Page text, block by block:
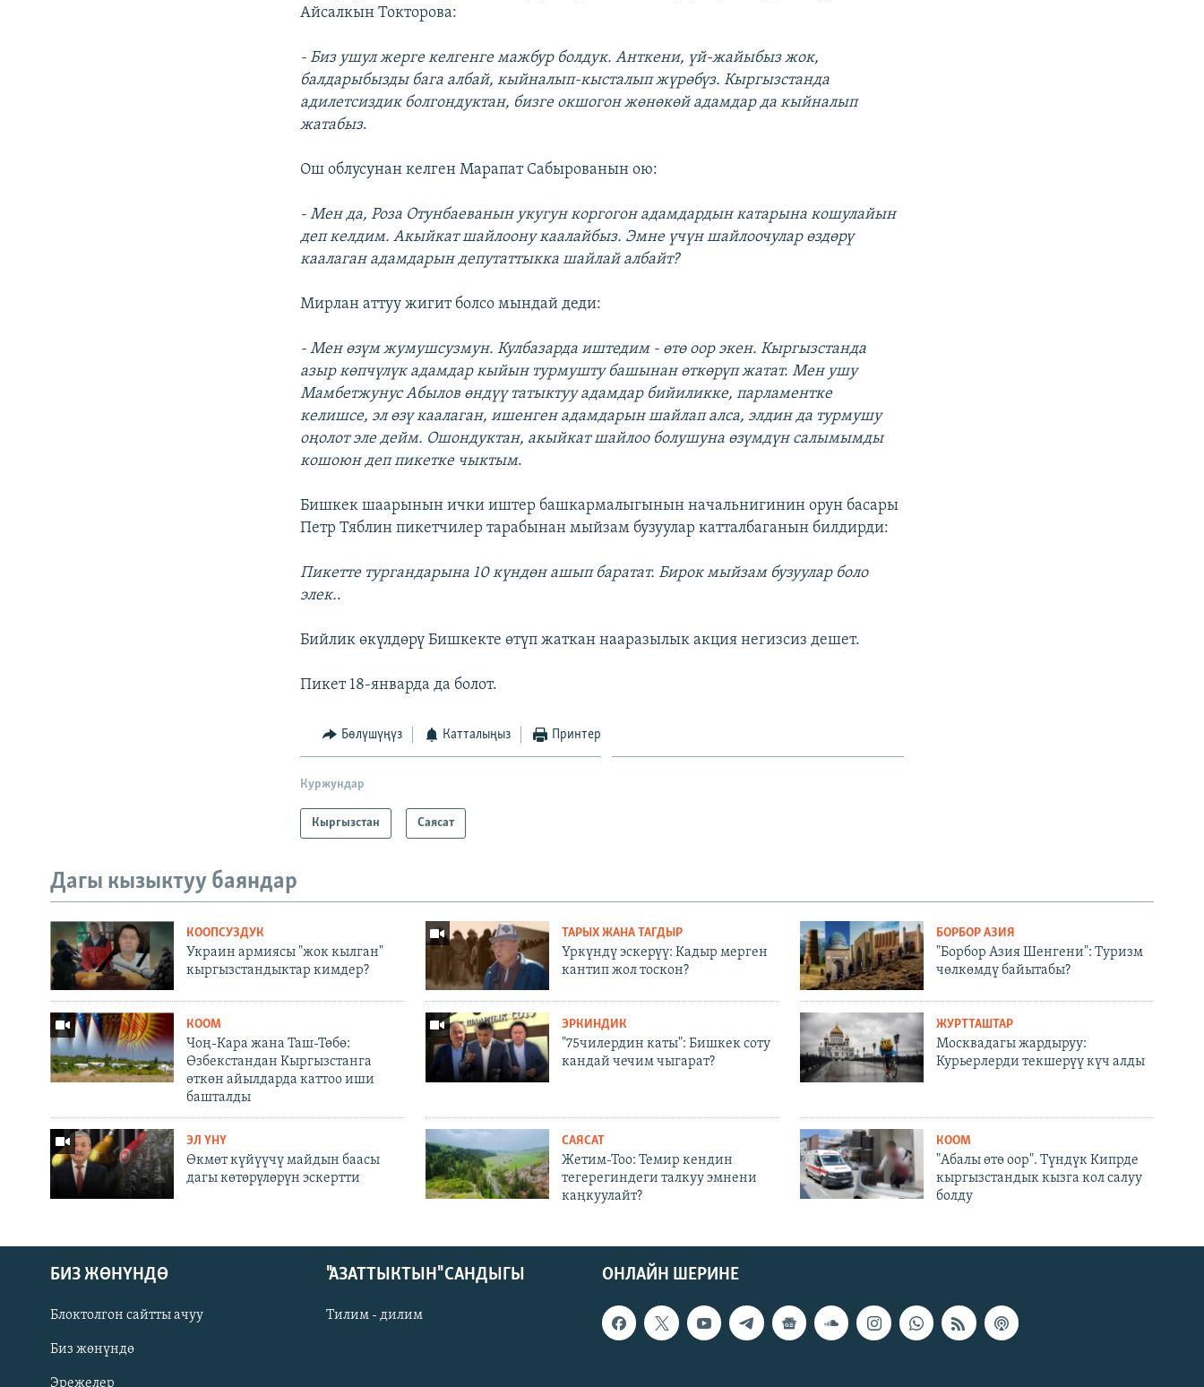
Русский
Айсалкын Токторова:
- Биз ушул жерге келгенге мажбур болдук. Анткени, үй-жайыбыз жок,
балдарыбызды бага албай, кыйналып-кысталып жүрөбүз. Кыргызстанда
адилетсиздик болгондуктан, бизге окшогон жөнөкөй адамдар да кыйналып
жатабыз.
Ош облусунан келген Марапат Сабырованын ою:
- Мен да, Роза Отунбаеванын укугун коргогон адамдардын катарына кошулайын
деп келдим. Акыйкат шайлоону каалайбыз. Эмне үчүн шайлоочулар өздөрү
каалаган адамдарын депутаттыкка шайлай албайт?
Мирлан аттуу жигит болсо мындай деди:
- Мен өзүм жумушсузмун. Кулбазарда иштедим - өтө оор экен. Кыргызстанда
азыр көпчүлүк адамдар кыйын турмушту башынан өткөрүп жатат. Мен ушу
Мамбетжунус Абылов өндүү татыктуу адамдар бийиликке, парламентке
келишсе, эл өзү каалаган, ишенген адамдарын шайлап алса, элдин да турмушу
оңолот эле дейм. Ошондуктан, акыйкат шайлоо болушуна өзүмдүн салымымды
кошоюн деп пикетке чыктым.
Бишкек шаарынын ички иштер башкармалыгынын начальнигинин орун басары
Петр Тяблин пикетчилер тарабынан мыйзам бузуулар катталбаганын билдирди:
Пикетте тургандарына 10 күндөн ашып баратат. Бирок мыйзам бузуулар боло
элек..
Бийлик өкүлдөрү Бишкекте өтүп жаткан нааразылык акция негизсиз дешет.
Пикет 18-январда да болот.
Бөлүшүңүз Катталыңыз Принтер
Куржундар
Кыргызстан Саясат
Дагы кызыктуу баяндар
КООПСУЗДУК
Украин армиясы "жок кылган"
кыргызстандыктар кимдер?
ТАРЫХ ЖАНА ТАГДЫР
Үркүндү эскерүү: Кадыр мерген
кантип жол тоскон?
БОРБОР АЗИЯ
"Борбор Азия Шенгени": Туризм
чөлкөмдү байытабы?
КООМ
Чоң-Кара жана Таш-Төбө:
Өзбекстандан Кыргызстанга
өткөн айылдарда каттоо иши
башталды
ЭРКИНДИК
"75чилердин каты": Бишкек соту
кандай чечим чыгарат?
ЖУРТТАШТАР
Москвадагы жардыруу:
Курьерлерди текшерүү күч алды
ЭЛ ҮНҮ
Өкмөт күйүүчү майдын баасы
дагы көтөрүлөрүн эскертти
САЯСАТ
Жетим-Тоо: Темир кендин
тегерегиндеги талкуу эмнени
каңкуулайт?
КООМ
"Абалы өтө оор". Түндүк Кипрде
кыргызстандык кызга кол салуу
болду
ОНЛАЙН ШЕРИНЕ
БИЗ ЖӨНҮНДӨ
Блоктолгон сайтты ачуу
Биз жөнүндө
Эрежелер
"АЗАТТЫКТЫН" САНДЫГЫ
Тилим - дилим